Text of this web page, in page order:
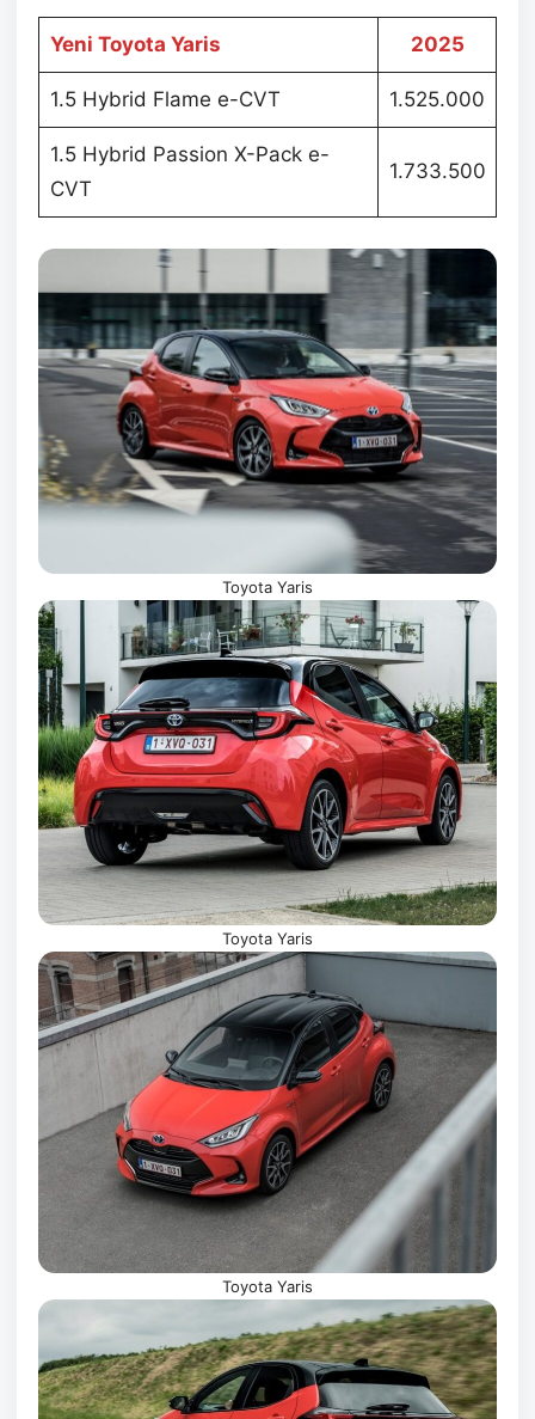
Yeni Toyota Yaris 2025
1.5 Hybrid Flame e-CVT 1.525.000
1.5 Hybrid Passion X-Pack e-
CVT
1.733.500
Toyota Yaris
Toyota Yaris
Toyota Yaris